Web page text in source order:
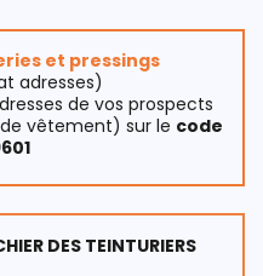
et pressings
adresses)
de vos prospects
vêtement) sur le code
DES TEINTURIERS